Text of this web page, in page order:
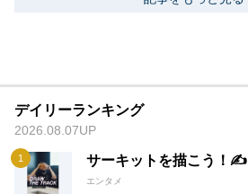
デイリーランキング
2026.08.07UP
サーキットを描こう！✍️
エンタメ